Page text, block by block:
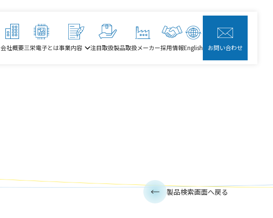
会社概要三栄電子とは事業内容 注目取扱製品取扱メーカー採用情報English お問い合わせ
製品検索画面へ戻る